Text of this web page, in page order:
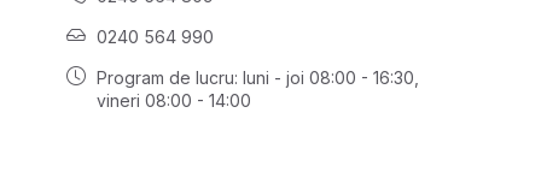
0240 564 990
Program de lucru: luni - joi 08:00 - 16:30,
vineri 08:00 - 14:00